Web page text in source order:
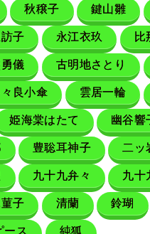
秋穣子 鍵山雛
子 永江衣玖 比
儀 古明地さとり
良小傘 雲居一輪
姫海棠はたて 幽谷響
豊聡耳神子 二ッ
九十九弁々 九十
子 清蘭 鈴瑚
ース 純狐